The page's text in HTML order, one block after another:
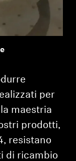
per
maestria
prodotti,
resistano
di ricambio